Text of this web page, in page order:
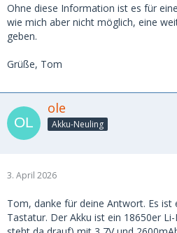
Ohne diese Information ist es für
wie mich aber nicht möglich, eine
geben.
Grüße, Tom
ole
Akku-Neuling
3. April 2026
Tom, danke für deine Antwort. Es ist
Tastatur. Der Akku ist ein 18650er